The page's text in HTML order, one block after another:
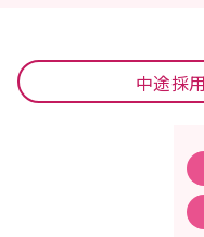
中途採